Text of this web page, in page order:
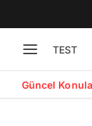
TEST
Güncel